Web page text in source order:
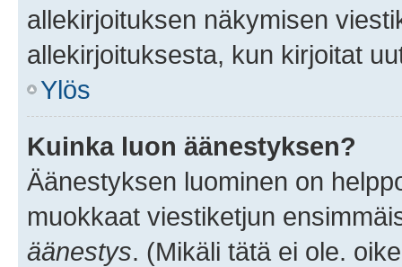
allekirjoituksen näkymisen
allekirjoituksesta, kun kirjoitat
Ylös
Kuinka luon äänestyksen?
Äänestyksen luominen on
muokkaat viestiketjun
äänestys. (Mikäli tätä ei ole.